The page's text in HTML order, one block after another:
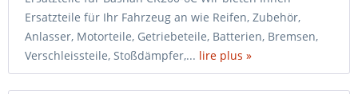
Ersatzteile für Ihr Fahrzeug an wie Reifen, Zubehör,
Anlasser, Motorteile, Getriebeteile, Batterien, Bremsen,
Verschleissteile, Stoßdämpfer,... lire plus »